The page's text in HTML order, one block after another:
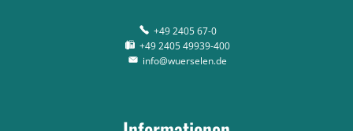
+49 2405 67-0
+49 2405 49939-400
info@wuerselen.de